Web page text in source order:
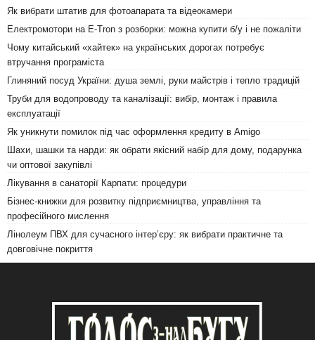
Як вибрати штатив для фотоапарата та відеокамери
Електромотори на E-Tron з розборки: можна купити б/у і не пожаліти
Чому китайський «хайтек» на українських дорогах потребує
втручання програміста
Глиняний посуд України: душа землі, руки майстрів і тепло традицій
Труби для водопроводу та каналізації: вибір, монтаж і правила
експлуатації
Як уникнути помилок під час оформлення кредиту в Amigo
Шахи, шашки та нарди: як обрати якісний набір для дому, подарунка
чи оптової закупівлі
Лікування в санаторії Карпати: процедури
Бізнес-книжки для розвитку підприємництва, управління та
професійного мислення
Лінолеум ПВХ для сучасного інтер’єру: як вибрати практичне та
довговічне покриття